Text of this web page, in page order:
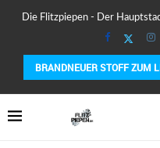
Die Flitzpiepen - Der
BRANDNEUER STOFF ZUM
MEIN ERSTER MARATHON: